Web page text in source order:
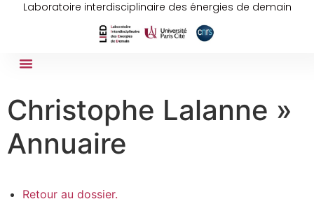
Laboratoire interdisciplinaire des énergies de demain
Christophe Lalanne »
Annuaire
Retour au dossier.